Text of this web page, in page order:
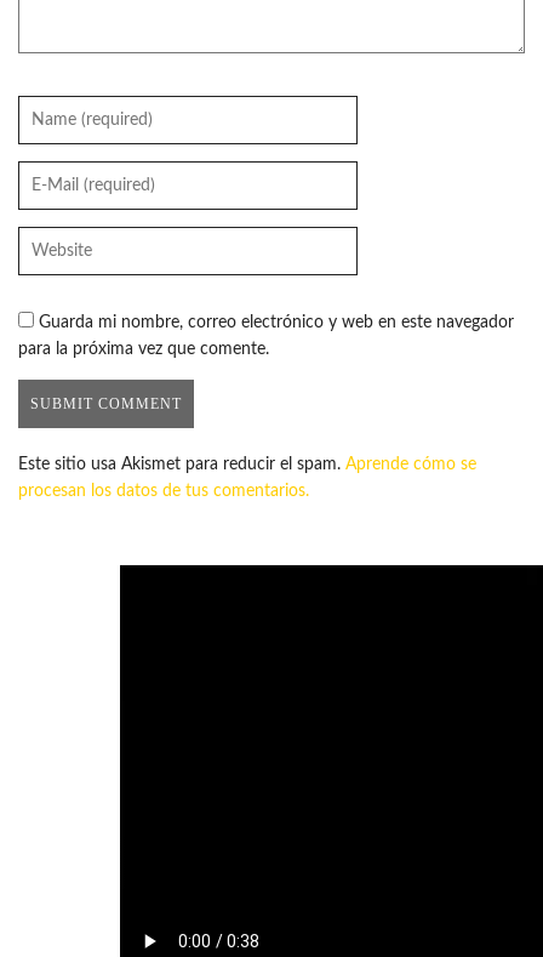
Guarda mi nombre, correo electrónico y web en este navegador
para la próxima vez que comente.
Este sitio usa Akismet para reducir el spam. Aprende cómo se
procesan los datos de tus comentarios.